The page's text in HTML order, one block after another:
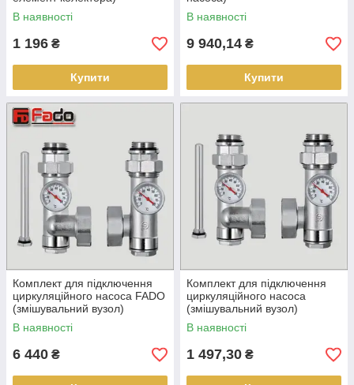
В наявності
1 196 ₴
Купити
В наявності
9 940,14 ₴
Купити
Комплект для підключення
циркуляційного насоса FADO
(змішувальний вузол)
В наявності
6 440 ₴
Комплект для підключення
циркуляційного насоса
(змішувальний вузол)
В наявності
1 497,30 ₴